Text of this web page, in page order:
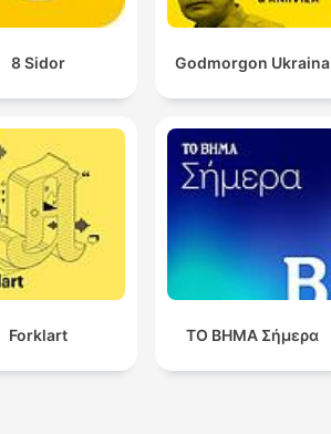
8 Sidor Godmorgon Ukraina
Forklart ΤΟ ΒΗΜΑ Σήμερα